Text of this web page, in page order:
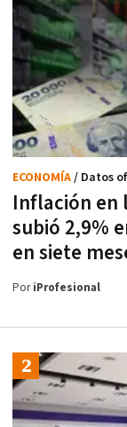
Inflación en
subió 2,9%
en siete
ECONOMÍA/ Datos
PoriProfesional